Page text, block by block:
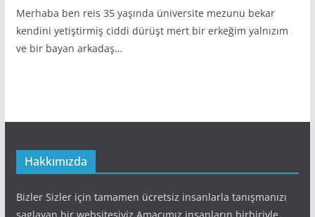
Merhaba ben reis 35 yaşında üniversite mezunu bekar
kendini yetiştirmiş ciddi dürüşt mert bir erkeğim yalnızım
ve bir bayan arkadaş…
Hakkımızda
Bizler Sizler için tamamen ücretsiz insanlarla tanışmanızı